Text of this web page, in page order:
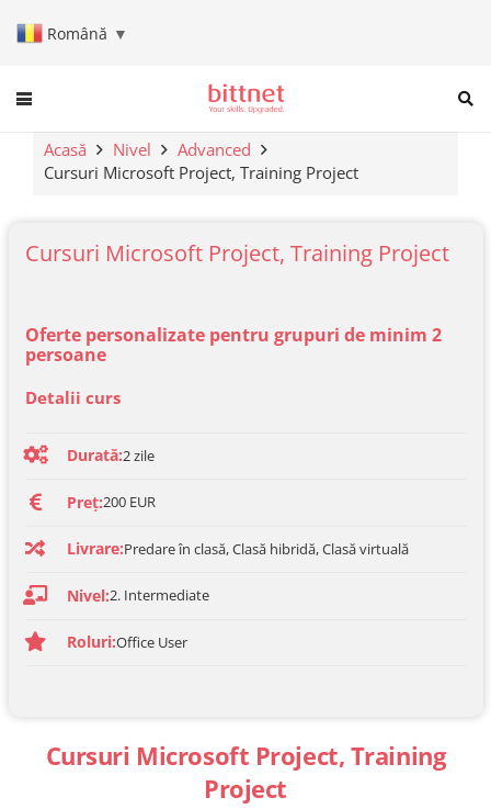
Română ▼
When autocomplete results
Acasă Nivel
Advanced
Cursuri Microsoft Project, Training Project
Cursuri Microsoft Project, Training
Project
Cursuri Microsoft Project, Training Project
Oferte personalizate pentru grupuri de minim 2
persoane
Detalii curs
Durată:2zile
Preț:200 EUR
Livrare:Predare în clasă, Clasă hibridă, Clasă virtuală
Nivel:2. Intermediate
Roluri:Office User